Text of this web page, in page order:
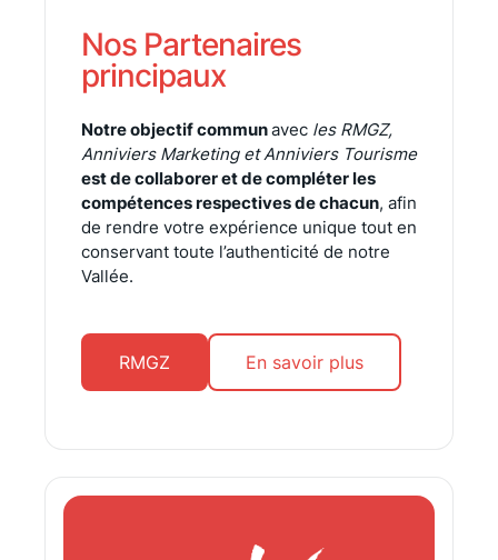
Nos Partenaires
principaux
Notre objectif communavec les RMGZ,
Anniviers Marketing et Anniviers Tourisme
est de collaborer et de compléter les
compétences respectives de chacun, afin
de rendre votre expérience unique tout en
conservant toute l’authenticité de notre
Vallée.
RMGZ En savoir plus